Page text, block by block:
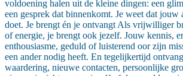
voldoening halen uit de kleine dingen: een
een gesprek dat binnenkomt. Je weet dat jouw
doet. Je brengt én je ontvangt Als vrijwilliger
of energie, je brengt ook jezelf. Jouw kennis,
enthousiasme, geduld of luisterend oor zijn
een ander nodig heeft. En tegelijkertijd
waardering, nieuwe contacten, persoonlijke